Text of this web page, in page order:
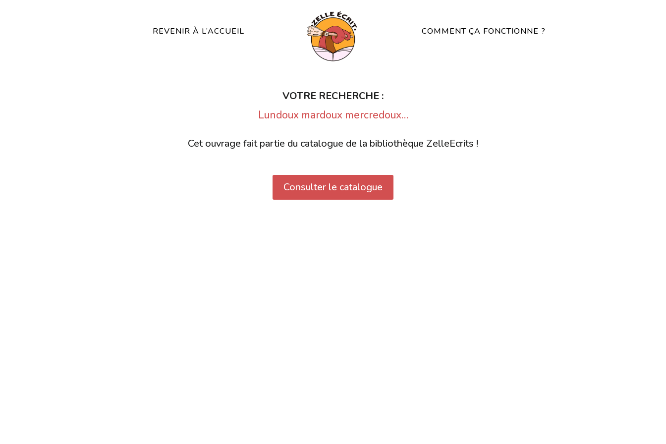
REVENIR À L’ACCUEIL COMMENT ÇA FONCTIONNE ?
VOTRE RECHERCHE :
Lundoux mardoux mercredoux…
Cet ouvrage fait partie du catalogue de la bibliothèque ZelleEcrits !
Consulter le catalogue